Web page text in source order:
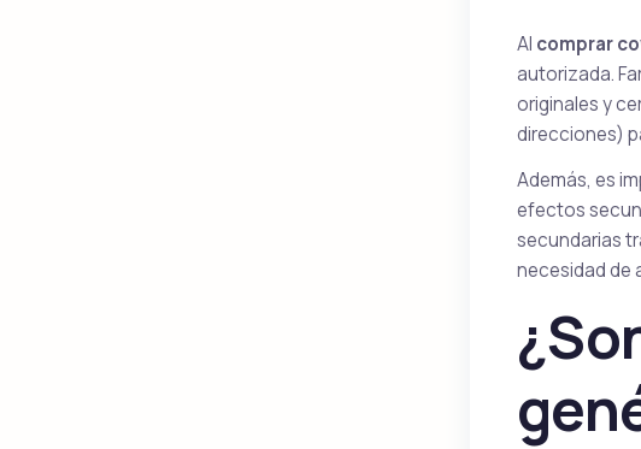
Al comprar
autorizada.
originales y
direcciones)
Además, es
efectos
secundarias
necesidad de